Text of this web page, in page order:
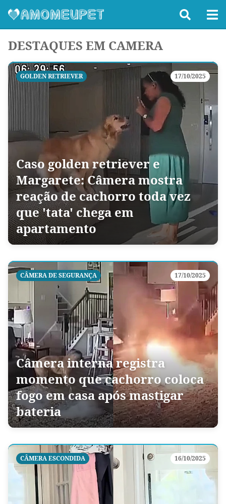
DESTAQUES EM CAMERA
GOLDEN RETRIEVER 17/10/2025
Caso golden retriever e
Margarete: Câmera mostra
reação de cachorro toda vez
que 'tata' chega em
apartamento
CÂMERA DE SEGURANÇA 17/10/2025
Câmera interna registra
momento que cachorro coloca
fogo em casa após mastigar
bateria
CÂMERA ESCONDIDA 16/10/2025